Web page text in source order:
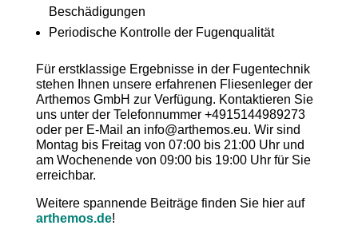
Beschädigungen
Periodische Kontrolle der Fugenqualität
Für erstklassige Ergebnisse in der Fugentechnik
stehen Ihnen unsere erfahrenen Fliesenleger der
Arthemos GmbH zur Verfügung. Kontaktieren Sie
uns unter der Telefonnummer +4915144989273
oder per E-Mail an info@arthemos.eu. Wir sind
Montag bis Freitag von 07:00 bis 21:00 Uhr und
am Wochenende von 09:00 bis 19:00 Uhr für Sie
erreichbar.
Weitere spannende Beiträge finden Sie hier auf
arthemos.de!